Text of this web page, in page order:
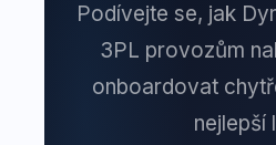
Podívejte se, jak
3PL provozům
onboardovat
nejlepší